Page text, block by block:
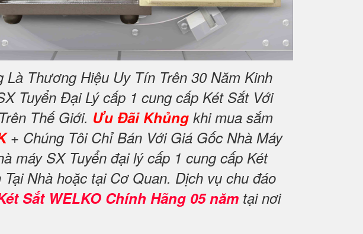
Là Thương Hiệu Uy Tín Trên 30 Năm Kinh
Tuyển Đại Lý cấp 1 cung cấp Két Sắt Với
Thế Giới. Ưu Đãi Khủng khi mua sắm
+ Chúng Tôi Chỉ Bán Với Giá Gốc Nhà Máy
máy SX Tuyển đại lý cấp 1 cung cấp Két
Nhà hoặc tại Cơ Quan. Dịch vụ chu đáo
Sắt WELKO Chính Hãng 05 năm tại nơi